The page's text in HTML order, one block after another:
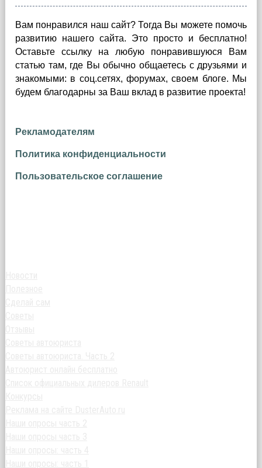
Вам понравился наш сайт? Тогда Вы можете помочь
развитию нашего сайта. Это просто и бесплатно!
Оставьте ссылку на любую понравившуюся Вам
статью там, где Вы обычно общаетесь с друзьями и
знакомыми: в соц.сетях, форумах, своем блоге. Мы
будем благодарны за Ваш вклад в развитие проекта!
Рекламодателям
Политика конфиденциальности
Пользовательское соглашение